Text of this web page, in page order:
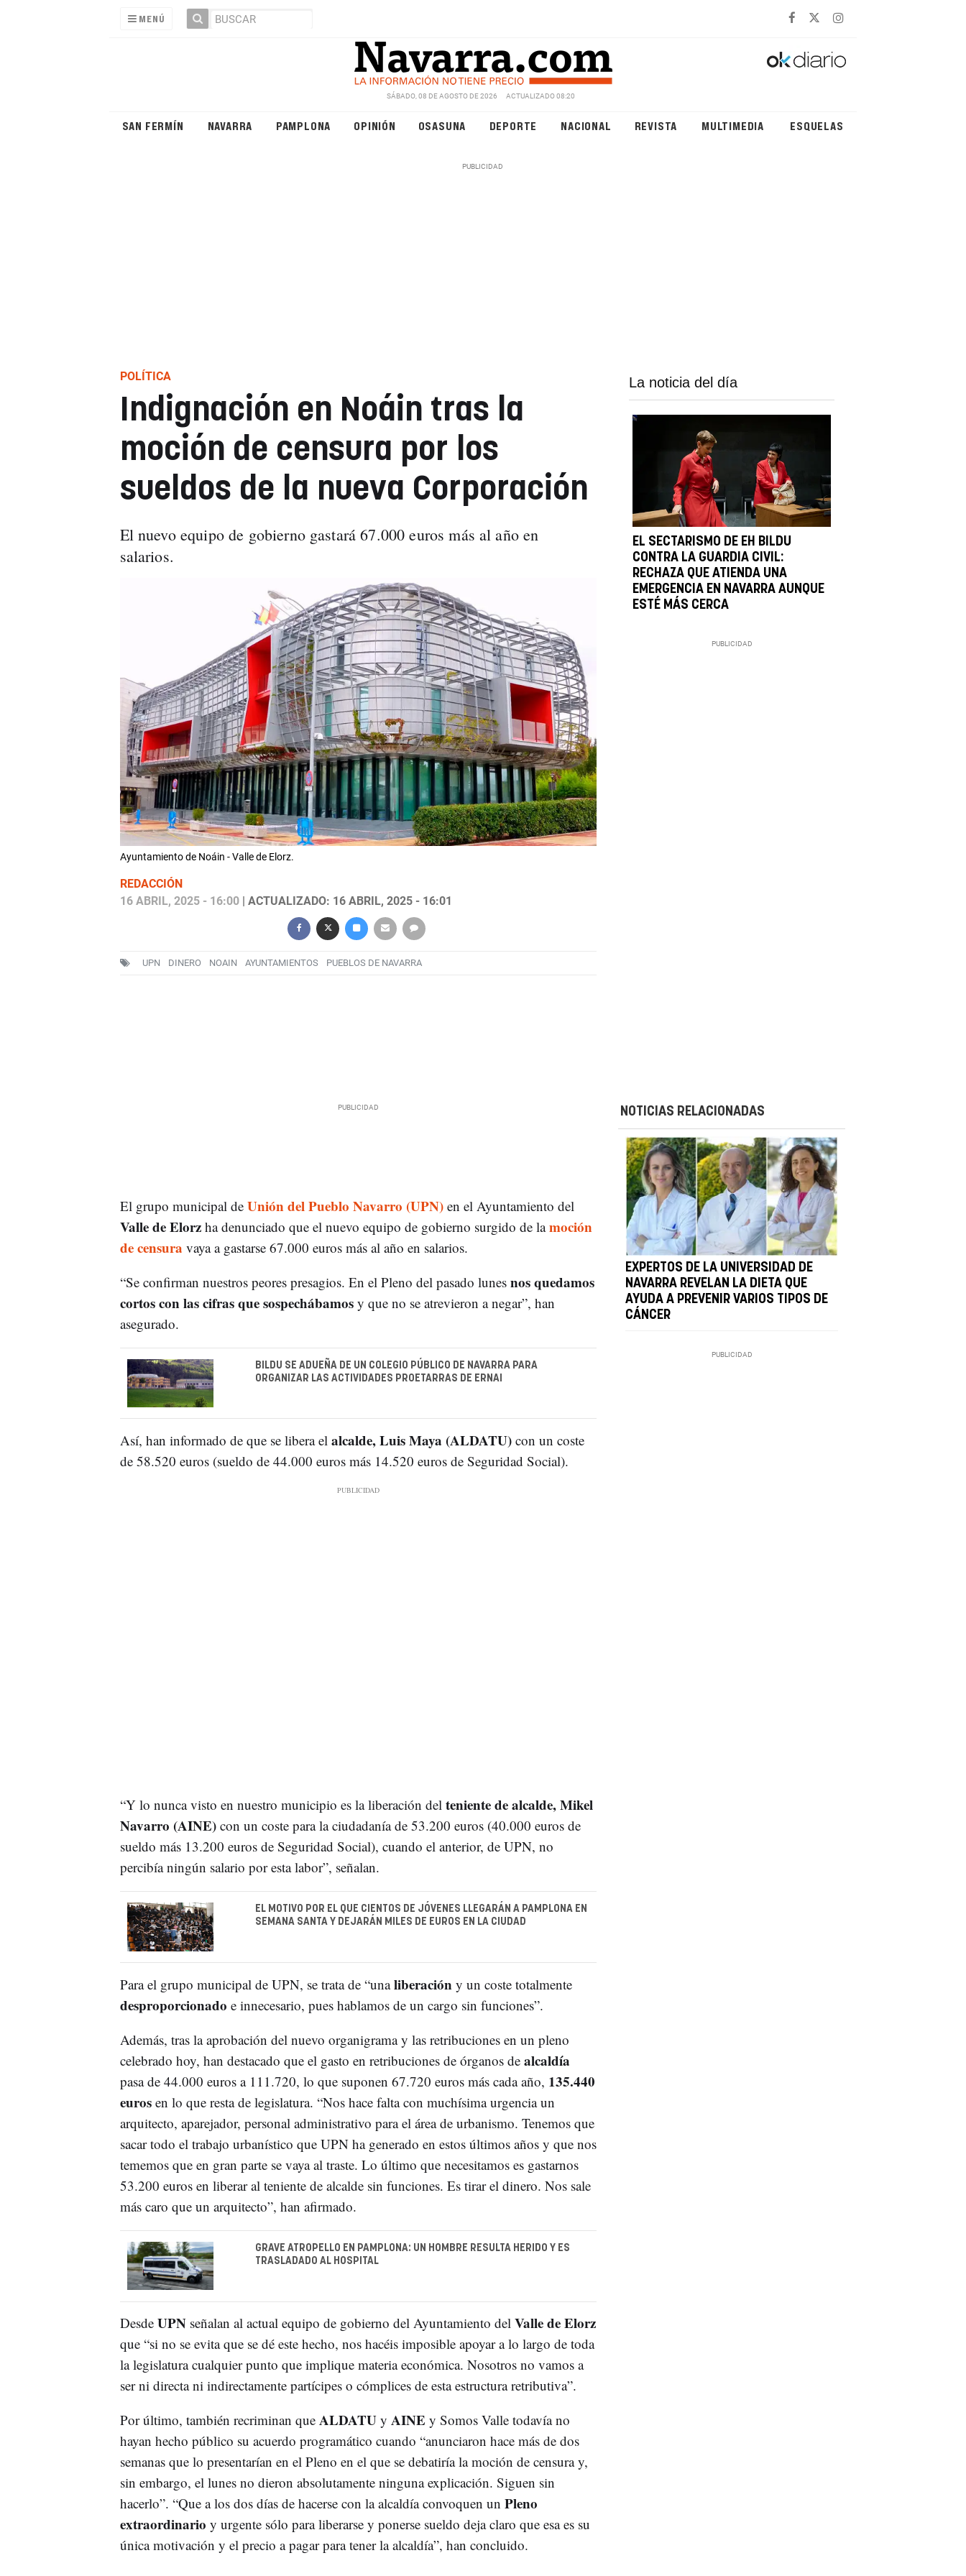
MENÚ
SÁBADO, 08 DE AGOSTO DE 2026 ACTUALIZADO 08:20
SAN FERMÍN NAVARRA PAMPLONA OPINIÓN OSASUNA DEPORTE NACIONAL REVISTA MULTIMEDIA ESQUELAS
POLÍTICA
Indignación en Noáin tras la
moción de censura por los
sueldos de la nueva Corporación
El nuevo equipo de gobierno gastará 67.000 euros más al año en
salarios.
Ayuntamiento de Noáin - Valle de Elorz.
REDACCIÓN
16 ABRIL, 2025 - 16:00| ACTUALIZADO: 16 ABRIL, 2025 - 16:01
UPN DINERO NOAIN AYUNTAMIENTOS PUEBLOS DE NAVARRA
La noticia del día
EL SECTARISMO DE EH BILDU
CONTRA LA GUARDIA CIVIL:
RECHAZA QUE ATIENDA UNA
EMERGENCIA EN NAVARRA AUNQUE
ESTÉ MÁS CERCA
El grupo municipal de Unión del Pueblo Navarro (UPN)en el Ayuntamiento del
Valle de Elorzha denunciado que el nuevo equipo de gobierno surgido de lamoción
de censura vaya a gastarse 67.000 euros más al año en salarios.
“Se confirman nuestros peores presagios. En el Pleno del pasado lunes nos quedamos
cortos con las cifras que sospechábamosy que no se atrevieron a negar”, han
asegurado.
BILDU SE ADUEÑA DE UN COLEGIO PÚBLICO DE NAVARRA PARA
ORGANIZAR LAS ACTIVIDADES PROETARRAS DE ERNAI
Así, han informado de que se libera el alcalde, Luis Maya (ALDATU)con un coste
de 58.520 euros (sueldo de 44.000 euros más 14.520 euros de Seguridad Social).
“Y lo nunca visto en nuestro municipio es la liberación del teniente de alcalde, Mikel
Navarro (AINE)con un coste para la ciudadanía de 53.200 euros (40.000 euros de
sueldo más 13.200 euros de Seguridad Social), cuando el anterior, de UPN, no
percibía ningún salario por esta labor”, señalan.
EL MOTIVO POR EL QUE CIENTOS DE JÓVENES LLEGARÁN A PAMPLONA EN
SEMANA SANTA Y DEJARÁN MILES DE EUROS EN LA CIUDAD
Para el grupo municipal de UPN, se trata de “unaliberación y un coste totalmente
desproporcionado e innecesario, pues hablamos de un cargo sin funciones”.
Además, tras la aprobación del nuevo organigrama y las retribuciones en un pleno
celebrado hoy, han destacado que el gasto en retribuciones de órganos de alcaldía
pasa de 44.000 euros a 111.720, lo que suponen 67.720 euros más cada año, 135.440
eurosen lo que resta de legislatura. “Nos hace falta con muchísima urgencia un
arquitecto, aparejador, personal administrativo para el área de urbanismo. Tenemos que
sacar todo el trabajo urbanístico que UPN ha generado en estos últimos años y que nos
tememos que en gran parte se vaya al traste. Lo último que necesitamos es gastarnos
53.200 euros en liberar al teniente de alcalde sin funciones. Es tirar el dinero. Nos sale
más caro que un arquitecto”, han afirmado.
GRAVE ATROPELLO EN PAMPLONA: UN HOMBRE RESULTA HERIDO Y ES
TRASLADADO AL HOSPITAL
Desde UPNseñalan al actual equipo de gobierno del Ayuntamiento del Valle de Elorz
que “si no se evita que se dé este hecho, nos hacéis imposible apoyar a lo largo de toda
la legislatura cualquier punto que implique materia económica. Nosotros no vamos a
ser ni directa ni indirectamente partícipes o cómplices de esta estructura retributiva”.
Por último, también recriminan que ALDATUy AINE y Somos Valle todavía no
hayan hecho público su acuerdo programático cuando “anunciaron hace más de dos
semanas que lo presentarían en el Pleno en el que se debatiría la moción de censura y,
sin embargo, el lunes no dieron absolutamente ninguna explicación. Siguen sin
hacerlo”. “Que a los dos días de hacerse con la alcaldía convoquen un Pleno
extraordinario y urgente sólo para liberarse y ponerse sueldo deja claro que esa es su
única motivación y el precio a pagar para tener la alcaldía”, han concluido.
NOTICIAS RELACIONADAS
EXPERTOS DE LA UNIVERSIDAD DE
NAVARRA REVELAN LA DIETA QUE
AYUDA A PREVENIR VARIOS TIPOS DE
CÁNCER